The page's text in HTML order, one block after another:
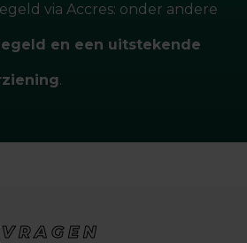
via Accres: onder andere
en een uitstekende
.